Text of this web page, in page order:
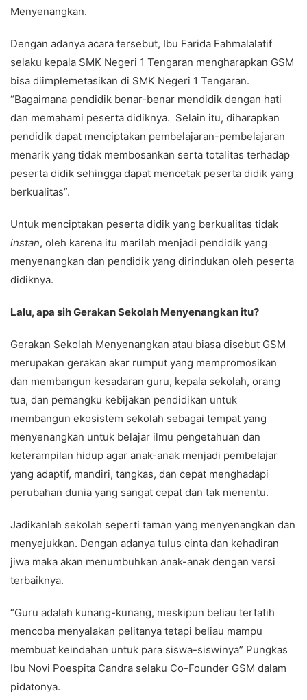
Menyenangkan.
Dengan adanya acara tersebut, Ibu Farida Fahmalalatif
selaku kepala SMK Negeri 1 Tengaran mengharapkan GSM
bisa diimplemetasikan di SMK Negeri 1 Tengaran.
“Bagaimana pendidik benar-benar mendidik dengan hati
dan memahami peserta didiknya. Selain itu, diharapkan
pendidik dapat menciptakan pembelajaran-pembelajaran
menarik yang tidak membosankan serta totalitas terhadap
peserta didik sehingga dapat mencetak peserta didik yang
berkualitas”.
Untuk menciptakan peserta didik yang berkualitas tidak
instan, oleh karena itu marilah menjadi pendidik yang
menyenangkan dan pendidik yang dirindukan oleh peserta
didiknya.
Lalu, apa sih Gerakan Sekolah Menyenangkan itu?
Gerakan Sekolah Menyenangkan atau biasa disebut GSM
merupakan gerakan akar rumput yang mempromosikan
dan membangun kesadaran guru, kepala sekolah, orang
tua, dan pemangku kebijakan pendidikan untuk
membangun ekosistem sekolah sebagai tempat yang
menyenangkan untuk belajar ilmu pengetahuan dan
keterampilan hidup agar anak-anak menjadi pembelajar
yang adaptif, mandiri, tangkas, dan cepat menghadapi
perubahan dunia yang sangat cepat dan tak menentu.
Jadikanlah sekolah seperti taman yang menyenangkan dan
menyejukkan. Dengan adanya tulus cinta dan kehadiran
jiwa maka akan menumbuhkan anak-anak dengan versi
terbaiknya.
“Guru adalah kunang-kunang, meskipun beliau tertatih
mencoba menyalakan pelitanya tetapi beliau mampu
membuat keindahan untuk para siswa-siswinya” Pungkas
Ibu Novi Poespita Candra selaku Co-Founder GSM dalam
pidatonya.